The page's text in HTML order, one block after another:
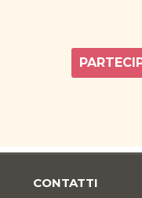
CONTATTI